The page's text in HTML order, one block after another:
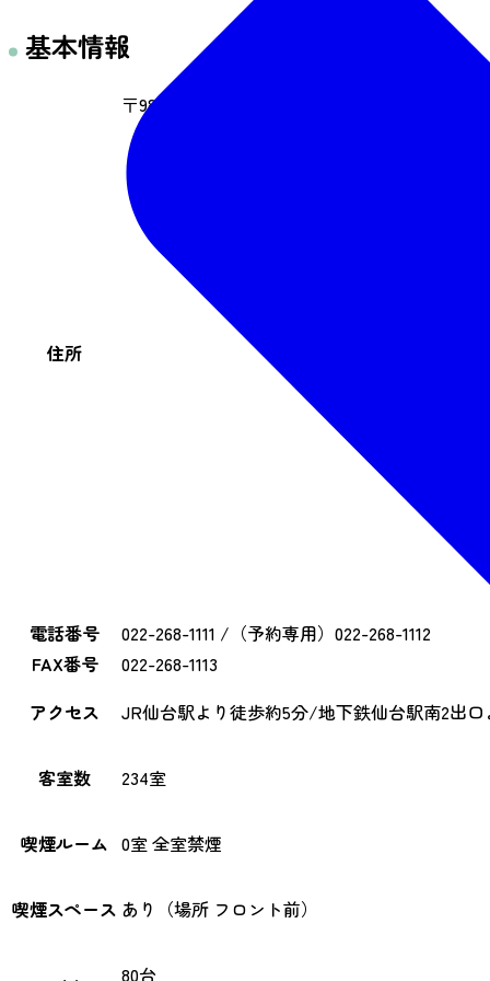
基本情報
住所
〒980-0021 宮城県仙台市青葉区中央4-6-1
電話番号
022-268-1111 /（予約専用）022-268-1112
FAX番号
022-268-1113
アクセス
JR仙台駅より徒歩約5分/地下鉄仙台駅南2出
客室数 234室
喫煙ルーム 0室 全室禁煙
喫煙スペース あり（場所 フロント前）
80台